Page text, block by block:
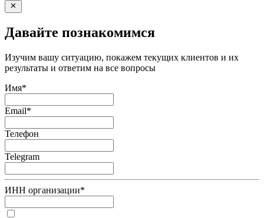
Давайте познакомимся
Изучим вашу ситуацию, покажем текущих клиентов и их
результаты и ответим на все вопросы
Имя*
Email*
Телефон
Telegram
ИНН организации*